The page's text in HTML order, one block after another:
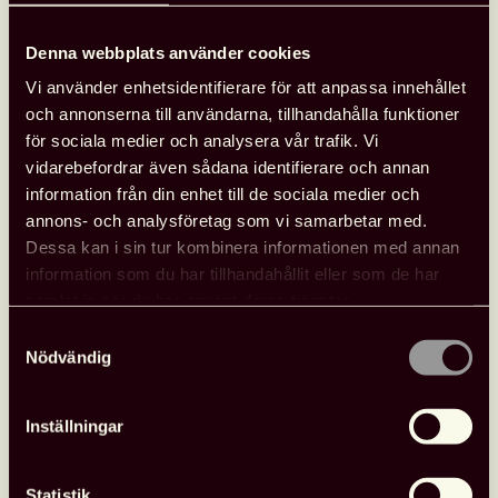
Denna webbplats använder cookies
Vi använder enhetsidentifierare för att anpassa innehållet
och annonserna till användarna, tillhandahålla funktioner
för sociala medier och analysera vår trafik. Vi
vidarebefordrar även sådana identifierare och annan
information från din enhet till de sociala medier och
annons- och analysföretag som vi samarbetar med.
Dessa kan i sin tur kombinera informationen med annan
information som du har tillhandahållit eller som de har
Nödvändig
Inställningar
frivillig, gemensam middag som bekostas av
deltagarna själva. Ange i din anmälan om du vill delta
på middagen så vi vet hur många vi ska boka bord för.
14 mars 2024
Zoomrummet öppnar samtidigt.
08:45 Workshop om skolbibliotek
Magdalena Ivarsson, biblioteksutvecklare på
friskoleföretaget Lärande i Sverige, leder en workshop om
skolbibliotek. Vi samtalar kring regeringens förslag om
09:30 Show your work-fika!
pratar om hur utveckling och förändring påverkar